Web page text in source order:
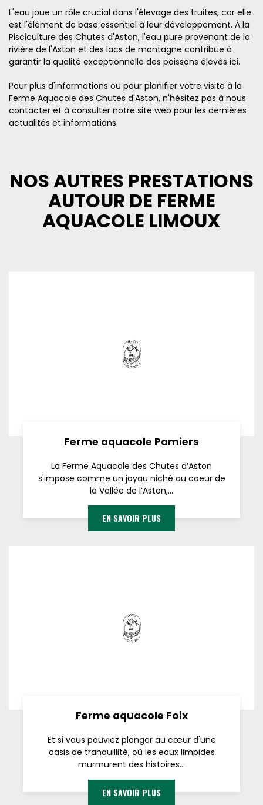
L'eau joue un rôle crucial dans l'élevage des truites, car elle
est l'élément de base essentiel à leur développement. À la
Pisciculture des Chutes d'Aston, l'eau pure provenant de la
rivière de l'Aston et des lacs de montagne contribue à
garantir la qualité exceptionnelle des poissons élevés ici.
Pour plus d'informations ou pour planifier votre visite à la
Ferme Aquacole des Chutes d'Aston, n'hésitez pas à nous
contacter et à consulter notre site web pour les dernières
actualités et informations.
NOS AUTRES PRESTATIONS
AUTOUR DE FERME
AQUACOLE LIMOUX
Ferme aquacole Pamiers
La Ferme Aquacole des Chutes d’Aston
s'impose comme un joyau niché au coeur de
la Vallée de l’Aston,...
EN SAVOIR PLUS
Ferme aquacole Foix
Et si vous pouviez plonger au cœur d'une
oasis de tranquillité, où les eaux limpides
murmurent des histoires...
EN SAVOIR PLUS